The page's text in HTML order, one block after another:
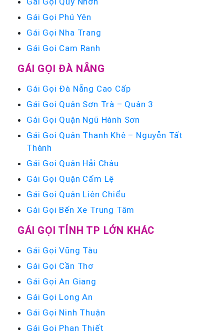
Gái Gọi Phú Yên
Gái Gọi Nha Trang
Gái Gọi Cam Ranh
GÁI GỌI ĐÀ NẴNG
Gái Gọi Đà Nẵng Cao Cấp
Gái Gọi Quận Sơn Trà – Quận 3
Gái Gọi Quận Ngũ Hành Sơn
Gái Gọi Quận Thanh Khê – Nguyễn Tất
Thành
Gái Gọi Quận Hải Châu
Gái Gọi Quận Cẩm Lệ
Gái Gọi Quận Liên Chiểu
Gái Gọi Bến Xe Trung Tâm
GÁI GỌI TỈNH TP LỚN KHÁC
Gái Gọi Vũng Tàu
Gái Gọi Cần Thơ
Gái Gọi An Giang
Gái Gọi Long An
Gái Gọi Ninh Thuận
Gái Gọi Phan Thiết